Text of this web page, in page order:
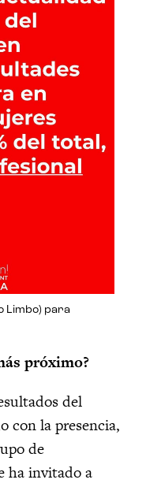
Limbo) para
próximo?
del
con la presencia,
de
ha invitado a